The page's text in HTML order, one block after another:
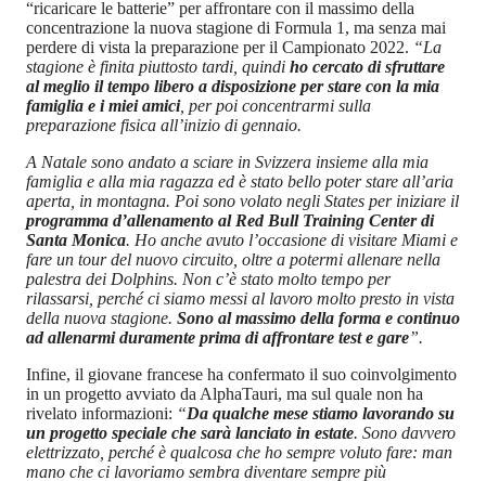
“ricaricare le batterie” per affrontare con il massimo della
concentrazione la nuova stagione di Formula 1, ma senza mai
perdere di vista la preparazione per il Campionato 2022. “La
stagione è finita piuttosto tardi, quindi ho cercato di sfruttare
al meglio il tempo libero a disposizione per stare con la mia
famiglia e i miei amici, per poi concentrarmi sulla
preparazione fisica all’inizio di gennaio.
A Natale sono andato a sciare in Svizzera insieme alla mia
famiglia e alla mia ragazza ed è stato bello poter stare all’aria
aperta, in montagna. Poi sono volato negli States per iniziare il
programma d’allenamento al Red Bull Training Center di
Santa Monica. Ho anche avuto l’occasione di visitare Miami e
fare un tour del nuovo circuito, oltre a potermi allenare nella
palestra dei Dolphins. Non c’è stato molto tempo per
rilassarsi, perché ci siamo messi al lavoro molto presto in vista
della nuova stagione. Sono al massimo della forma e continuo
ad allenarmi duramente prima di affrontare test e gare”.
Infine, il giovane francese ha confermato il suo coinvolgimento
in un progetto avviato da AlphaTauri, ma sul quale non ha
rivelato informazioni: “Da qualche mese stiamo lavorando su
un progetto speciale che sarà lanciato in estate. Sono davvero
elettrizzato, perché è qualcosa che ho sempre voluto fare: man
mano che ci lavoriamo sembra diventare sempre più